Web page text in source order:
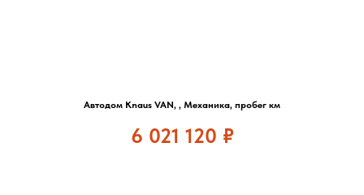
Автодом Knaus VAN, , Механика, пробег км
6 021 120 ₽